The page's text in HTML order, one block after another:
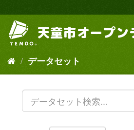
キ
容
データセット